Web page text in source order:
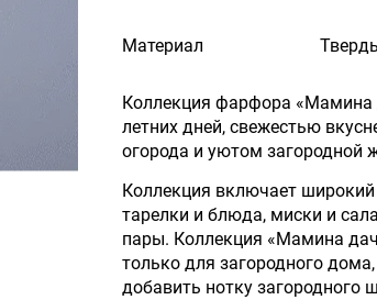
Материал
Коллекция фарфора «Мамина
летних дней, свежестью
огорода и уютом загородной
Коллекция включает
тарелки и блюда, миски и
пары. Коллекция «Мамина
только для загородного
добавить нотку загородного